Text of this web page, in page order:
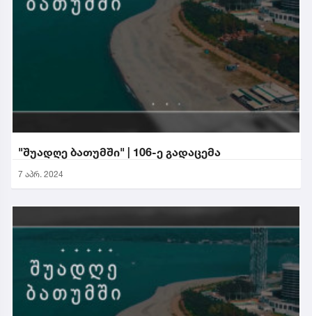
"შუადღე ბათუმში" | 106-ე გადაცემა
7 აპრ. 2024